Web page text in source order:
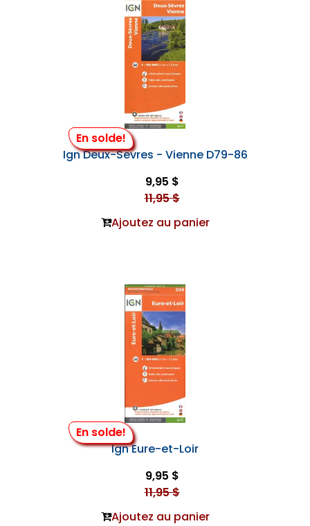
En solde!
Ign Deux-Sevres - Vienne D79-86
9,95 $
11,95 $
Ajoutez au panier
En solde!
Ign Eure-et-Loir
9,95 $
11,95 $
Ajoutez au panier